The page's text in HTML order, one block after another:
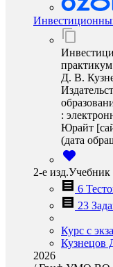
Д. В.
:
Юрайт
(дата
2-е изд.Учебник
6
23
Курс с
Кузнецов
2026